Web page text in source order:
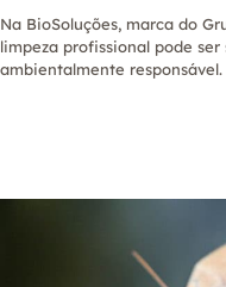
Na BioSoluções, marca do
limpeza profissional pode
ambientalmente responsável.